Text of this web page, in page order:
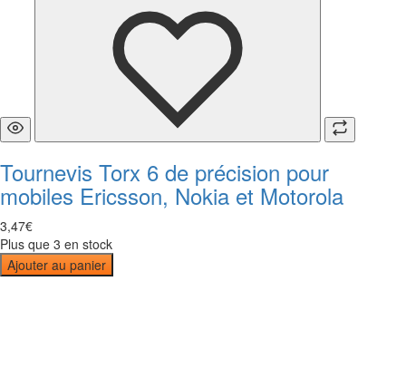
Tournevis Torx 6 de précision pour
mobiles Ericsson, Nokia et Motorola
3,47€
Plus que 3 en stock
Ajouter au panier